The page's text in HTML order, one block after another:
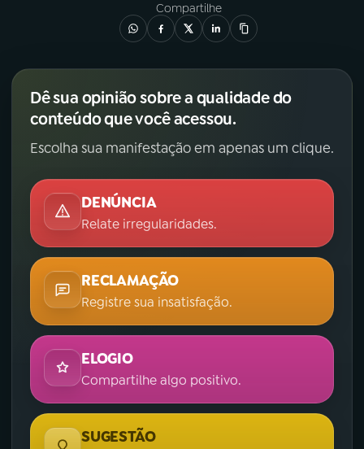
ACOMPANHE A RÁDIO NACIONAL
YouTube
Instagram X
TikTok
Compartilhe
Dê sua opinião sobre a qualidade do
conteúdo que você acessou.
Escolha sua manifestação em apenas um clique.
DENÚNCIA
Relate irregularidades.
RECLAMAÇÃO
Registre sua insatisfação.
ELOGIO
Compartilhe algo positivo.
SUGESTÃO